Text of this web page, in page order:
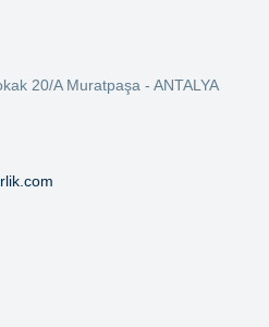
20/A Muratpaşa - ANTALYA